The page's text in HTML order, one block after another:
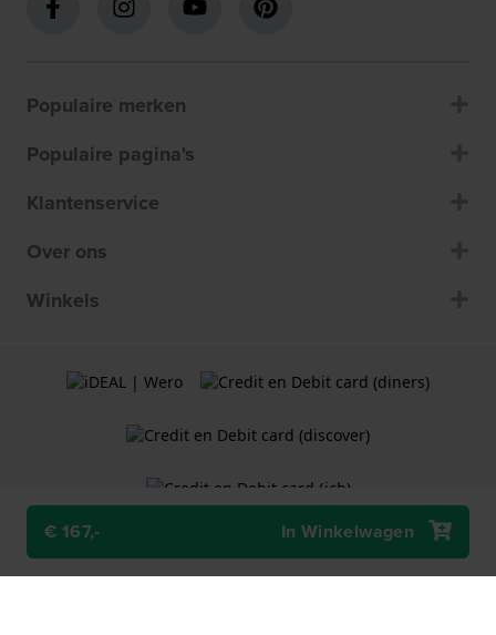
€ 167,- In Winkelwagen
Populaire merken
Populaire pagina's
Klantenservice
Over ons
Winkels